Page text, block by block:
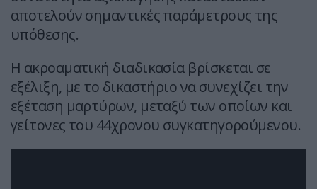
αποτελούν σημαντικές παράμετρους της
υπόθεσης.
Η ακροαματική διαδικασία βρίσκεται σε
εξέλιξη, με το δικαστήριο να συνεχίζει την
εξέταση μαρτύρων, μεταξύ των οποίων και
γείτονες του 44χρονου συγκατηγορούμενου.